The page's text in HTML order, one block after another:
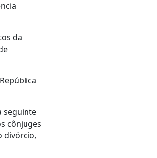
da
seguinte
cônjuges
divórcio,